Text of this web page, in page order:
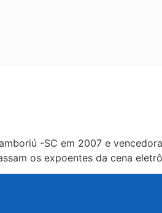
-SC em 2007 e
os expoentes da cena